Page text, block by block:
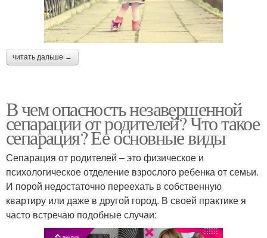
читать дальше →
В чем опасность незавершенной
сепарации от родителей? Что такое
сепарация? Ее основные виды
Сепарация от родителей – это физическое и
психологическое отделение взрослого ребенка от семьи.
И порой недостаточно переехать в собственную
квартиру или даже в другой город. В своей практике я
часто встречаю подобные случаи: